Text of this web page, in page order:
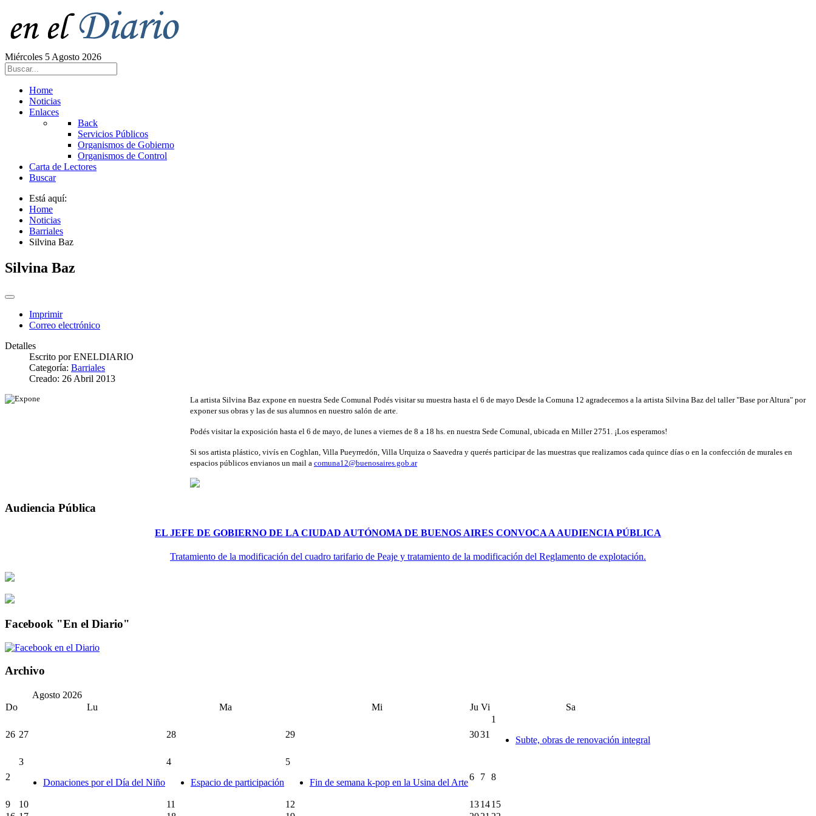
Miércoles 5 Agosto 2026
Home
Noticias
Enlaces
Back
Servicios Públicos
Organismos de Gobierno
Organismos de Control
Carta de Lectores
Buscar
Está aquí:
Home
Noticias
Barriales
Silvina Baz
Silvina Baz
Imprimir
Correo electrónico
Detalles
Escrito porENELDIARIO
Categoría: Barriales
Creado: 26 Abril 2013
La artista Silvina Baz expone en nuestra Sede Comunal Podés visitar su muestra hasta el 6 de mayo Desde la Comuna 12 agradecemos a la artista Silvina Baz del taller "Base por Altura" por
exponer sus obras y las de sus alumnos en nuestro salón de arte.
Podés visitar la exposición hasta el 6 de mayo, de lunes a viernes de 8 a 18 hs. en nuestra Sede Comunal, ubicada en Miller 2751. ¡Los esperamos!
Si sos artista plástico, vivís en Coghlan, Villa Pueyrredón, Villa Urquiza o Saavedra y querés participar de las muestras que realizamos cada quince días o en la confección de murales en
espacios públicos envianos un mail a comuna12@buenosaires.gob.ar
Audiencia Pública
EL JEFE DE GOBIERNO DE LA CIUDAD AUTÓNOMA DE BUENOS AIRES CONVOCA A AUDIENCIA PÚBLICA
Tratamiento de la modificación del cuadro tarifario de Peaje y tratamiento de la modificación del Reglamento de explotación.
Facebook "En el Diario"
Archivo
Agosto 2026
Do
Lu Ma Mi Ju Vi Sa
26 27 28 29 3031
1
Subte, obras de renovación integral
2
3
Donaciones por el Día del Niño
4
Espacio de participación
5
Fin de semana k-pop en la Usina del Arte
6 7 8
9 10 11 12 131415